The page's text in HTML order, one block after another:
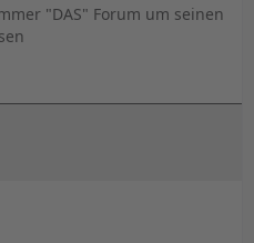
"DAS" Forum um seinen